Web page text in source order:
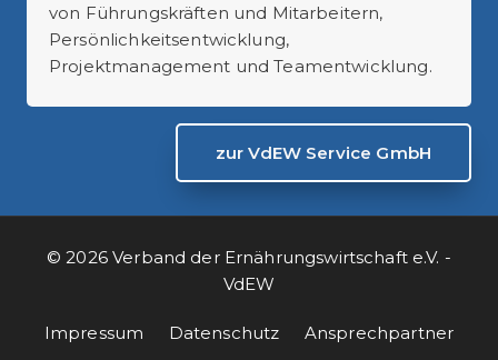
von Führungskräften und Mitarbeitern,
Persönlichkeitsentwicklung,
Projektmanagement und Teamentwicklung.
zur VdEW Service GmbH
© 2026 Verband der Ernährungswirtschaft e.V. -
VdEW
Impressum Datenschutz
Ansprechpartner